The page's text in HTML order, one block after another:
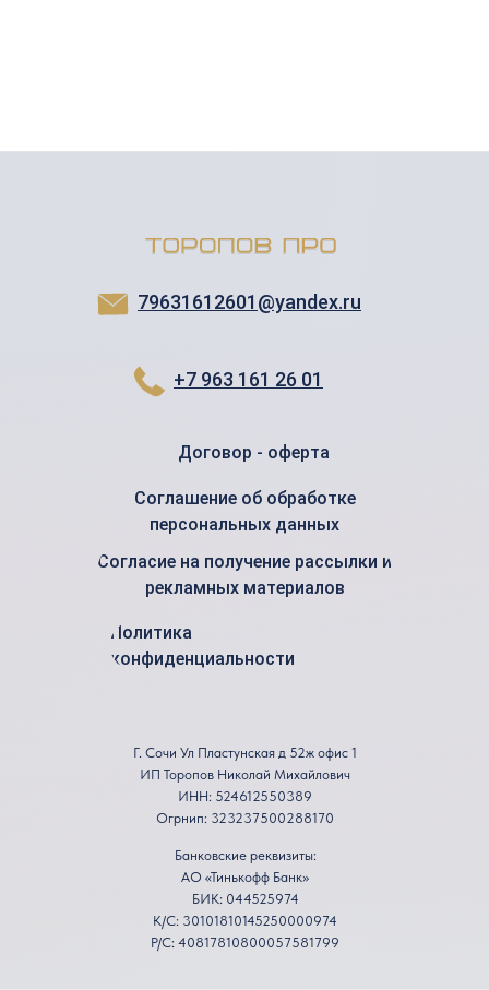
79631612601@yandex.ru
Договор - оферта
Соглашение об обработке
персональных данных
Согласие на получение рассылки и
рекламных материалов
Политика
конфиденциальности
+7 963 161 26 01
Г. Сочи Ул Пластунская д 52ж офис 1
ИП Торопов Николай Михайлович
ИНН: 524612550389
Огрнип: 323237500288170
Банковские реквизиты:
АО «Тинькофф Банк»
БИК: 044525974
К/С: 30101810145250000974
Р/С: 40817810800057581799